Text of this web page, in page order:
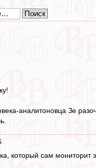
аналитоновца Зе
который сам мониторит